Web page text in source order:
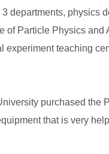
departments, physics
of Particle Physics
experiment teaching
purchased
that is very